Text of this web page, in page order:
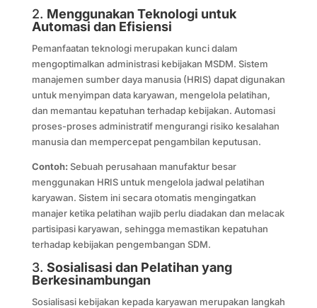
2. Menggunakan Teknologi untuk
Automasi dan Efisiensi
Pemanfaatan teknologi merupakan kunci dalam
mengoptimalkan administrasi kebijakan MSDM. Sistem
manajemen sumber daya manusia (HRIS) dapat digunakan
untuk menyimpan data karyawan, mengelola pelatihan,
dan memantau kepatuhan terhadap kebijakan. Automasi
proses-proses administratif mengurangi risiko kesalahan
manusia dan mempercepat pengambilan keputusan.
Contoh: Sebuah perusahaan manufaktur besar
menggunakan HRIS untuk mengelola jadwal pelatihan
karyawan. Sistem ini secara otomatis mengingatkan
manajer ketika pelatihan wajib perlu diadakan dan melacak
partisipasi karyawan, sehingga memastikan kepatuhan
terhadap kebijakan pengembangan SDM.
3. Sosialisasi dan Pelatihan yang
Berkesinambungan
Sosialisasi kebijakan kepada karyawan merupakan langkah